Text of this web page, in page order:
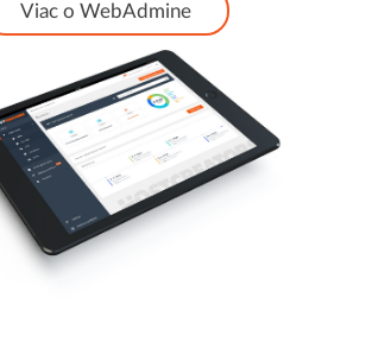
Viac o WebAdmine